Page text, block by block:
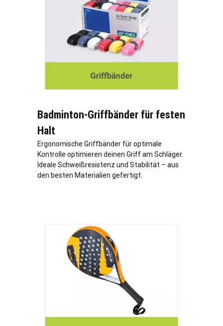
Badminton-Griffbänder für festen
Halt
Ergonomische Griffbänder für optimale
Kontrolle optimieren deinen Griff am Schläger.
Ideale Schweißresistenz und Stabilität – aus
den besten Materialien gefertigt.